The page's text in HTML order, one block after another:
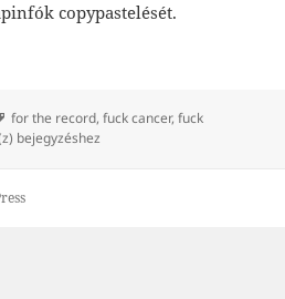
copypastelését.
Címke
for the record,fuck cancer,fuck
Backinshape reloaded.
bejegyzéshez